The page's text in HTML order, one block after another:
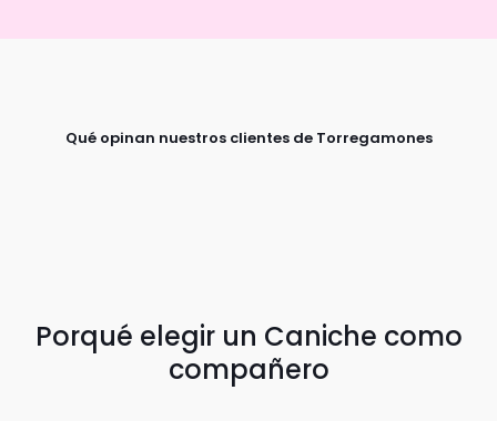
Qué opinan nuestros clientes de Torregamones
Porqué elegir un Caniche como
compañero